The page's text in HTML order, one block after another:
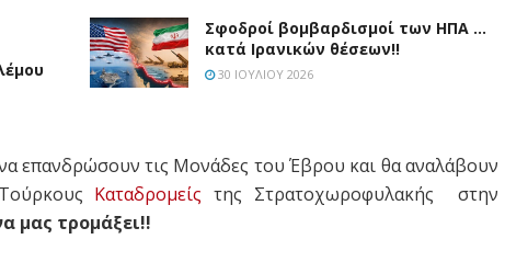
Σφοδροί βομβαρδισμοί των ΗΠΑ …
κατά Ιρανικών θέσεων!!
30 ΙΟΥΛΊΟΥ 2026
επανδρώσουν τις Μονάδες του Έβρου και θα αναλάβουν
Καταδρομείς της Στρατοχωροφυλακής στην
μας τρομάξει!!